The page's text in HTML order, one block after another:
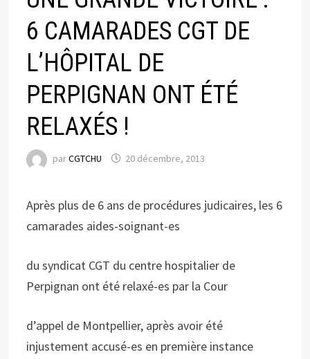
6 CAMARADES CGT DE
L’HÔPITAL DE
PERPIGNAN ONT ÉTÉ
RELAXÉS !
parCGTCHU 20 décembre, 2013
Après plus de 6 ans de procédures judicaires, les 6
camarades aides-soignant-es
du syndicat CGT du centre hospitalier de
Perpignan ont été relaxé-es par la Cour
d’appel de Montpellier, après avoir été
injustement accusé-es en première instance